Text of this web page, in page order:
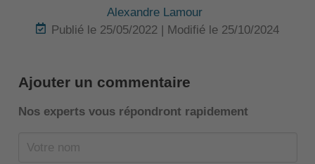
Alexandre Lamour
Publié le 25/05/2022 | Modifié le 25/10/2024
Ajouter un commentaire
Nos experts vous répondront rapidement